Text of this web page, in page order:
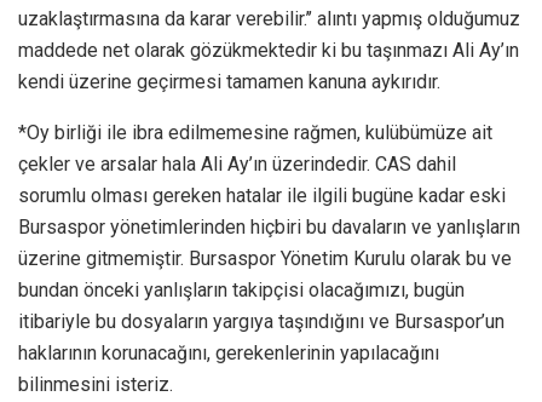
uzaklaştırmasına da karar verebilir.’’ alıntı yapmış olduğumuz
maddede net olarak gözükmektedir ki bu taşınmazı Ali Ay’ın
kendi üzerine geçirmesi tamamen kanuna aykırıdır.
*Oy birliği ile ibra edilmemesine rağmen, kulübümüze ait
çekler ve arsalar hala Ali Ay’ın üzerindedir. CAS dahil
sorumlu olması gereken hatalar ile ilgili bugüne kadar eski
Bursaspor yönetimlerinden hiçbiri bu davaların ve yanlışların
üzerine gitmemiştir. Bursaspor Yönetim Kurulu olarak bu ve
bundan önceki yanlışların takipçisi olacağımızı, bugün
itibariyle bu dosyaların yargıya taşındığını ve Bursaspor’un
haklarının korunacağını, gerekenlerinin yapılacağını
bilinmesini isteriz.